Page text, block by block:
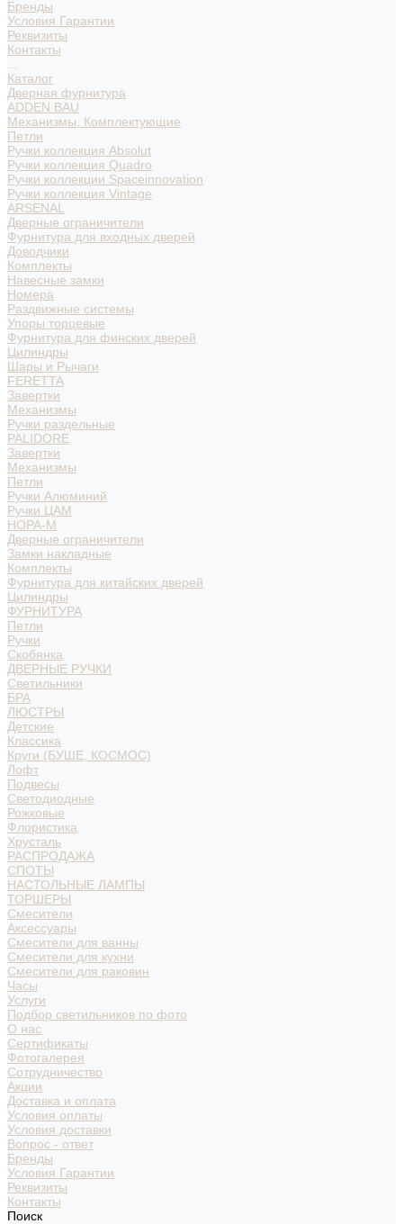
Бренды
Условия Гарантии
Реквизиты
Контакты
Каталог
Дверная фурнитура
ADDEN BAU
Механизмы, Комплектующие
Петли
Ручки коллекция Absolut
Ручки коллекция Quadro
Ручки коллекции Spaceinnovation
Ручки коллекция Vintage
ARSENAL
Дверные ограничители
Фурнитура для входных дверей
Доводчики
Комплекты
Навесные замки
Номера
Раздвижные системы
Упоры торцевые
Фурнитура для финских дверей
Цилиндры
Шары и Рычаги
FERETTA
Завертки
Механизмы
Ручки раздельные
PALIDORE
Завертки
Механизмы
Петли
Ручки Алюминий
Ручки ЦАМ
НОРА-М
Дверные ограничители
Замки накладные
Комплекты
Фурнитура для китайских дверей
Цилиндры
ФУРНИТУРА
Петли
Ручки
Скобянка
ДВЕРНЫЕ РУЧКИ
Светильники
БРА
ЛЮСТРЫ
Детские
Классика
Круги (БУШЕ, КОСМОС)
Лофт
Подвесы
Светодиодные
Рожковые
Флористика
Хрусталь
РАСПРОДАЖА
СПОТЫ
НАСТОЛЬНЫЕ ЛАМПЫ
ТОРШЕРЫ
Смесители
Аксессуары
Смесители для ванны
Смесители для кухни
Смесители для раковин
Часы
Услуги
Подбор светильников по фото
О нас
Сертификаты
Фотогалерея
Сотрудничество
Акции
Доставка и оплата
Условия оплаты
Условия доставки
Вопрос - ответ
Бренды
Условия Гарантии
Реквизиты
Контакты
Поиск